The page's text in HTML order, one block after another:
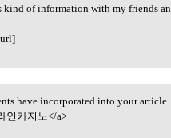
kind of information with my friends
have incorporated into your
인카지노</a>